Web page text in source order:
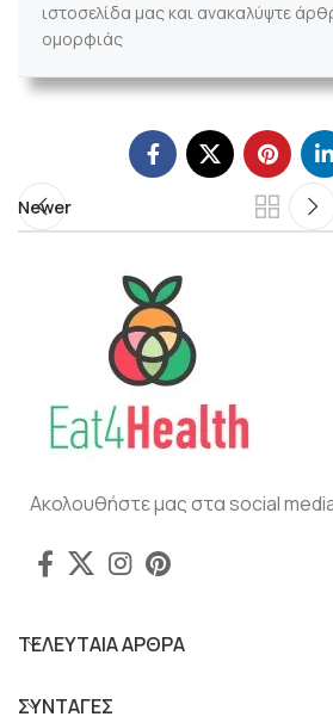
ιστοσελίδα μας και ανακαλύψτε
ομορφιάς
Newer
Ακολουθήστε μας στα social
ΤΕΛΕΥΤΑΙΑ ΑΡΘΡΑ
ΣΥΝΤΑΓΕΣ